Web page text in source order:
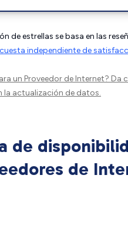
de estrellas se basa en las
independiente de
un Proveedor de Internet? Da
la actualización de datos.
de
de